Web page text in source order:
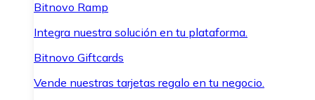
Bitnovo Ramp
Integra nuestra solución en tu plataforma.
Bitnovo Giftcards
Vende nuestras tarjetas regalo en tu negocio.